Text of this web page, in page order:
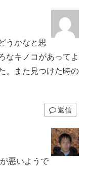
うかなと思
なキノコがあってよ
。また見つけた時の
返信
悪いようで